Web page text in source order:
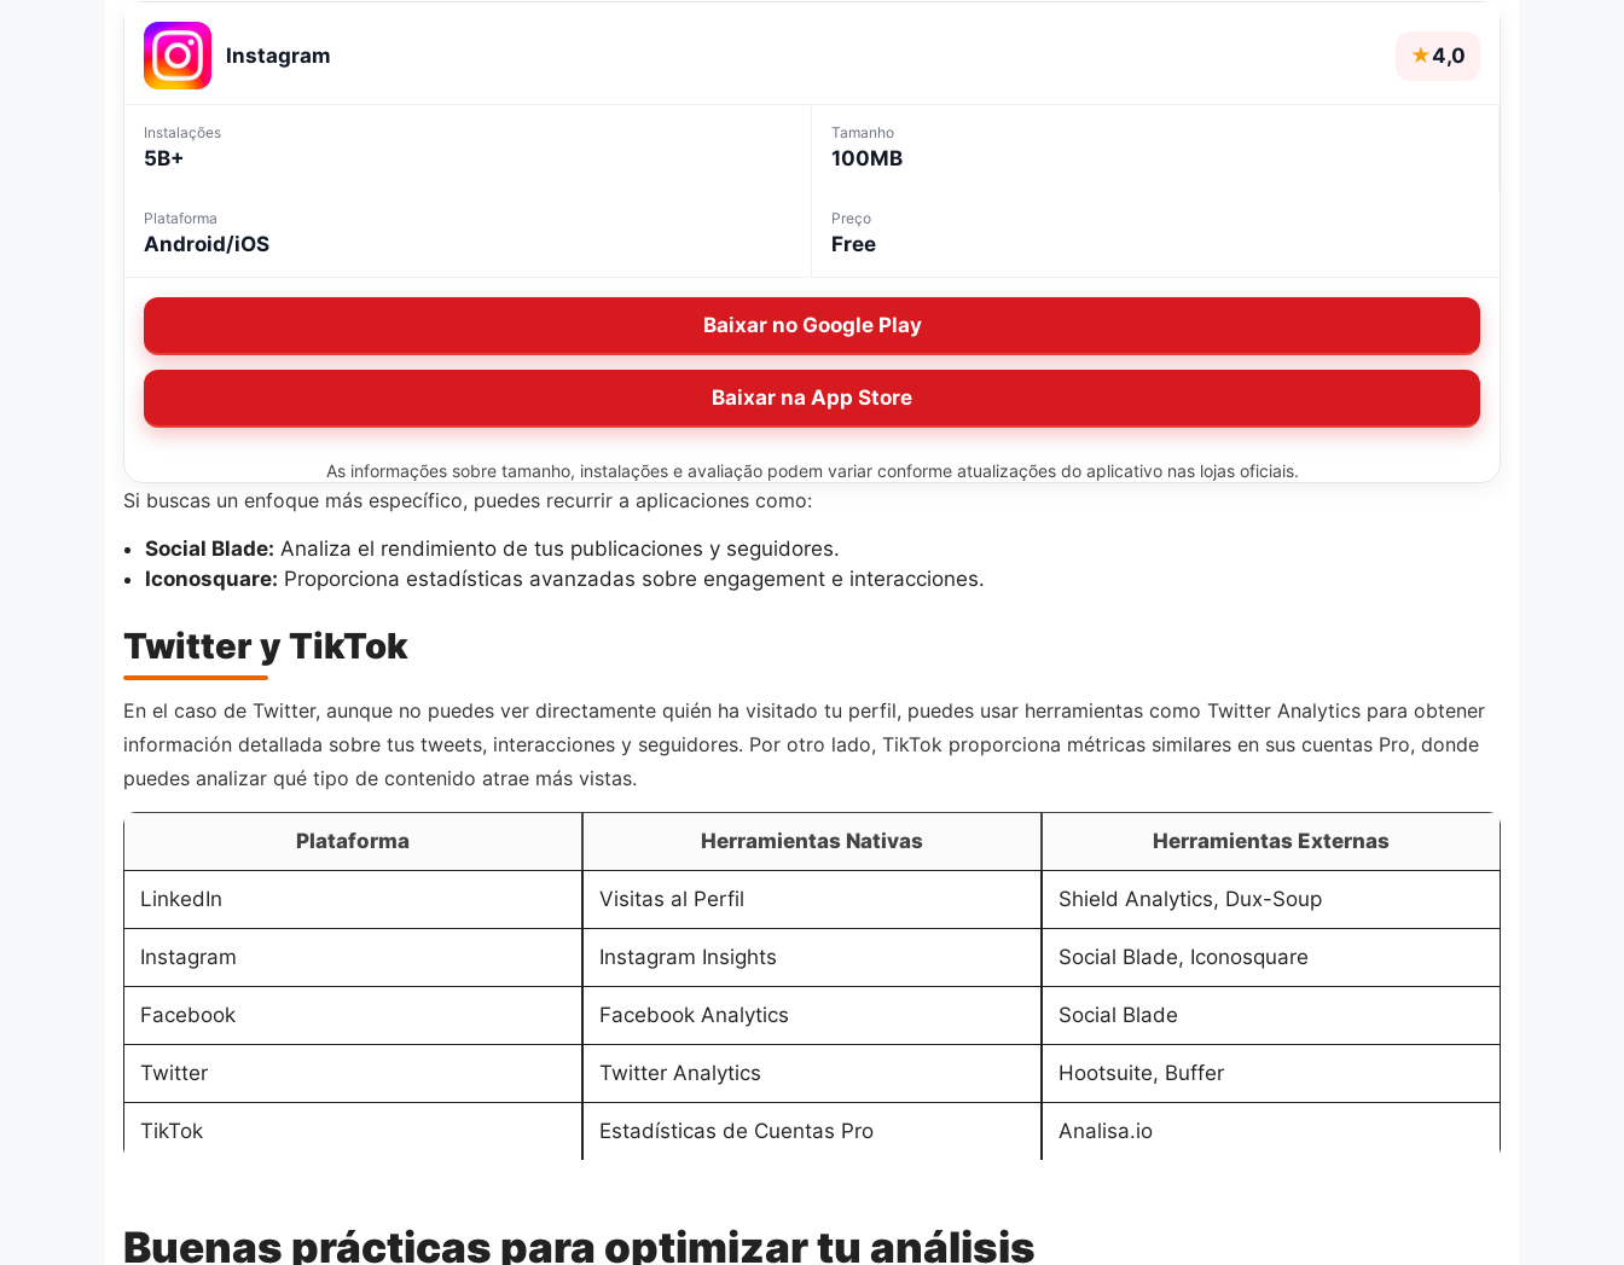
Instagram ★4,0
Instalações
5B+
Tamanho
100MB
Plataforma
Android/iOS
Preço
Free
Baixar no Google Play
Baixar na App Store
As informações sobre tamanho, instalações e avaliação podem variar conforme atualizações do aplicativo nas lojas oficiais.
Si buscas un enfoque más específico, puedes recurrir a aplicaciones como:
Social Blade: Analiza el rendimiento de tus publicaciones y seguidores.
Iconosquare: Proporciona estadísticas avanzadas sobre engagement e interacciones.
Twitter y TikTok
En el caso de Twitter, aunque no puedes ver directamente quién ha visitado tu perfil, puedes usar herramientas como Twitter Analytics para obtener
información detallada sobre tus tweets, interacciones y seguidores. Por otro lado, TikTok proporciona métricas similares en sus cuentas Pro, donde
puedes analizar qué tipo de contenido atrae más vistas.
Plataforma Herramientas Nativas Herramientas Externas
LinkedIn Visitas al Perfil Shield Analytics, Dux-Soup
Instagram Instagram Insights Social Blade, Iconosquare
Facebook Facebook Analytics Social Blade
Twitter Twitter Analytics Hootsuite, Buffer
TikTok Estadísticas de Cuentas Pro Analisa.io
Buenas prácticas para optimizar tu análisis